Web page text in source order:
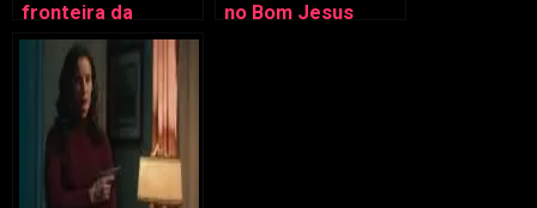
fronteira da
sobrevivência
no Bom Jesus